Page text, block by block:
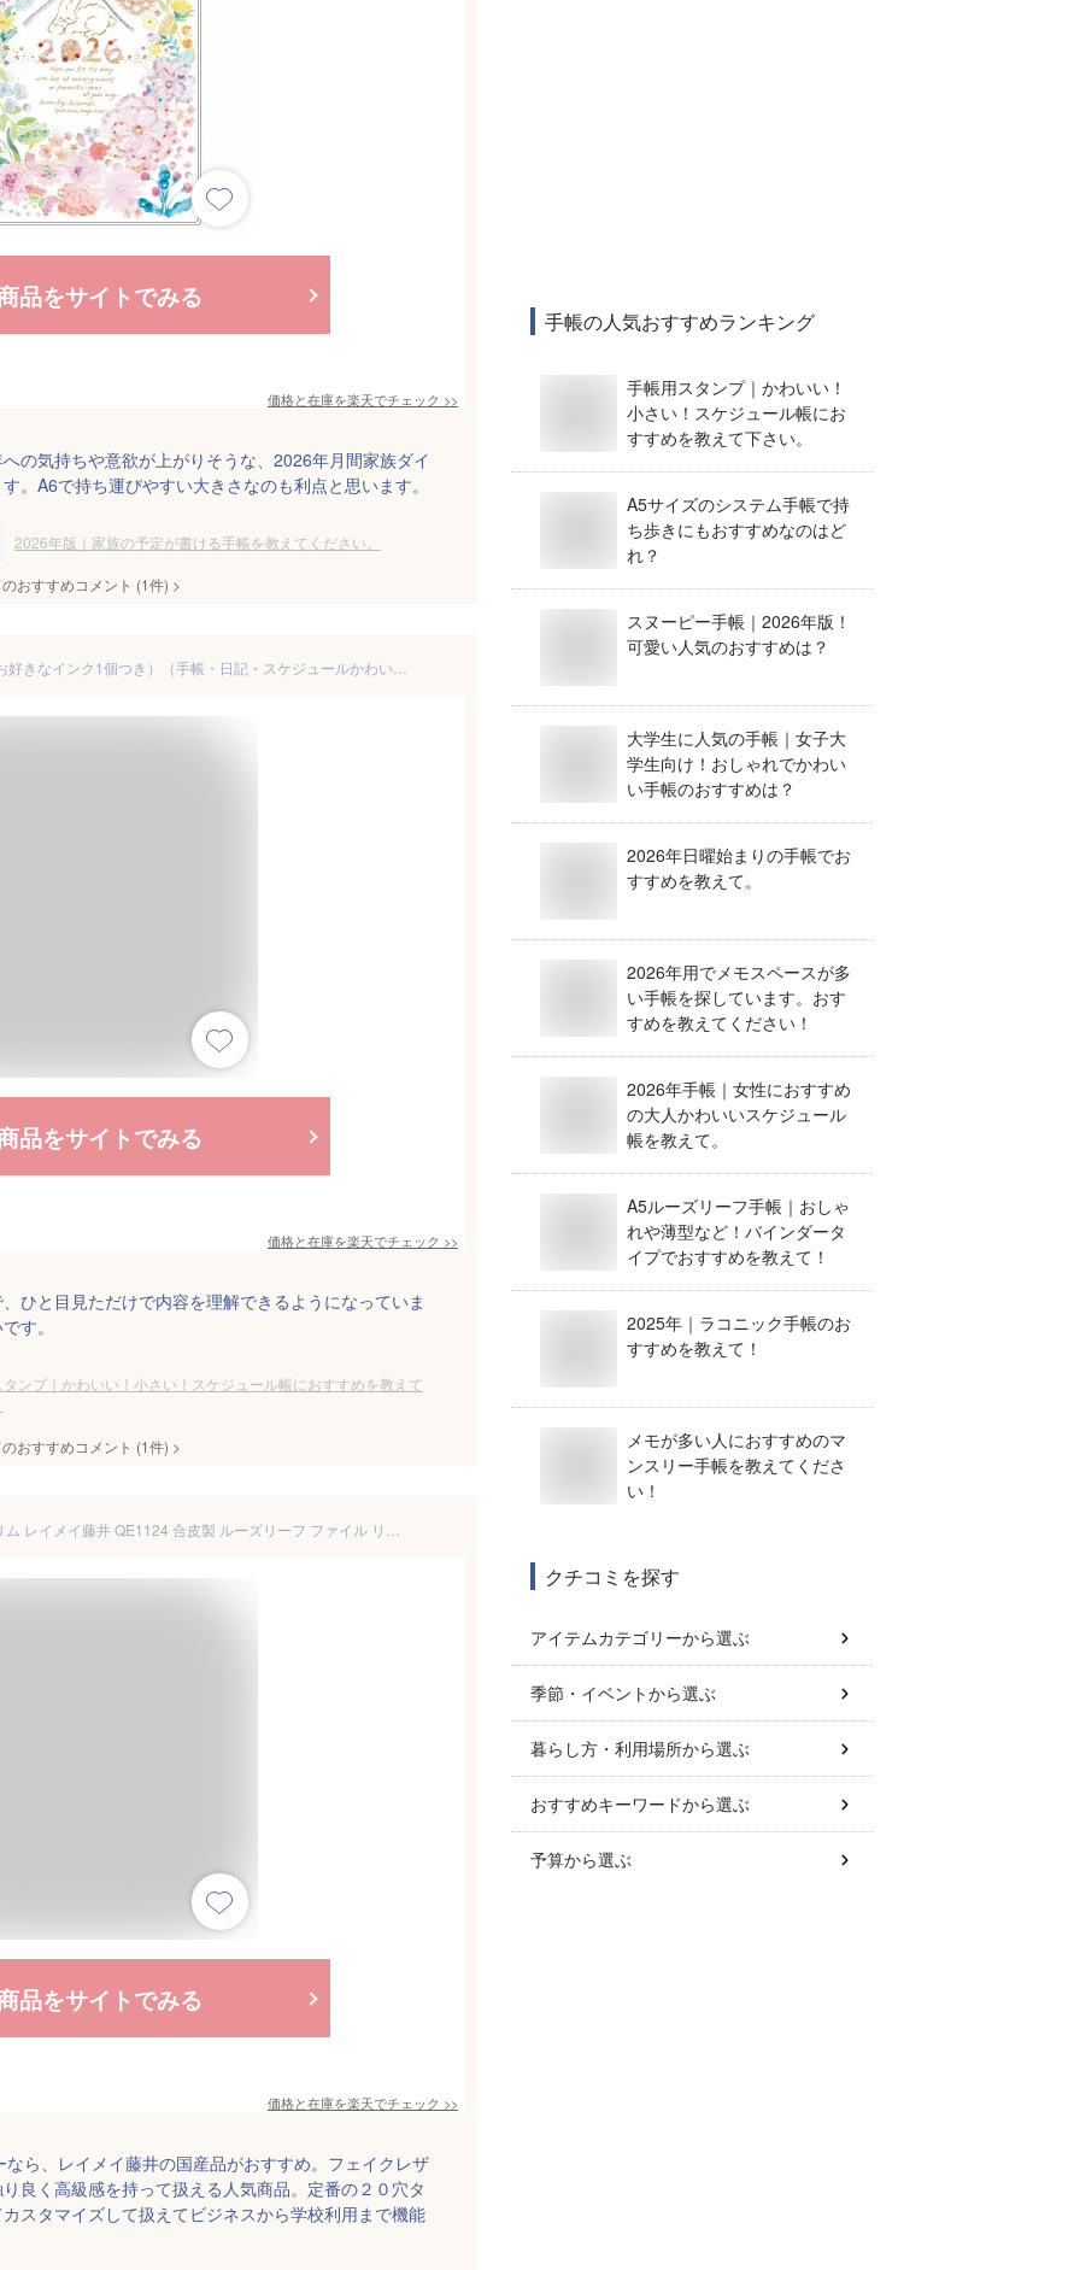
品をサイトでみる
価格と在庫を楽天でチェック >>
の気持ちや意欲が上がりそうな、2026年月間家族ダイ
。A6で持ち運びやすい大きさなのも利点と思います。
2026年版｜家族の予定が書ける手帳を教えてください。
おすすめコメント (1件) >
品をサイトでみる
価格と在庫を楽天でチェック >>
ひと目見ただけで内容を理解できるようになっていま
す。
ンプ｜かわいい！小さい！スケジュール帳におすすめを教えて
おすすめコメント (1件) >
品をサイトでみる
価格と在庫を楽天でチェック >>
ら、レイメイ藤井の国産品がおすすめ。フェイクレザ
良く高級感を持って扱える人気商品。定番の２０穴タ
スタマイズして扱えてビジネスから学校利用まで機能
手帳の人気おすすめランキング
手帳用スタンプ｜かわいい！
小さい！スケジュール帳にお
すすめを教えて下さい。
A5サイズのシステム手帳で持
ち歩きにもおすすめなのはど
れ？
スヌーピー手帳｜2026年版！
可愛い人気のおすすめは？
大学生に人気の手帳｜女子大
学生向け！おしゃれでかわい
い手帳のおすすめは？
2026年日曜始まりの手帳でお
すすめを教えて。
2026年用でメモスペースが多
い手帳を探しています。おす
すめを教えてください！
2026年手帳｜女性におすすめ
の大人かわいいスケジュール
帳を教えて。
A5ルーズリーフ手帳｜おしゃ
れや薄型など！バインダータ
イプでおすすめを教えて！
2025年｜ラコニック手帳のお
すすめを教えて！
メモが多い人におすすめのマ
ンスリー手帳を教えてくださ
い！
クチコミを探す
アイテムカテゴリーから選ぶ
季節・イベントから選ぶ
暮らし方・利用場所から選ぶ
おすすめキーワードから選ぶ
予算から選ぶ